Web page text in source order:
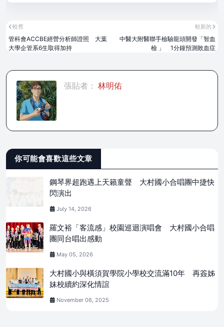
較新的
中醫大附醫聯手檢驗龍頭開發「智血
檢 」 1分鐘預測敗血症
較舊
管科會ACCBE經營分析師證照 大葉
大學企管系6生取得加持
張貼者： 林明佑
你可能會喜歡這些文章
鋼琴界超跑遇上天籟童聲 大村國小合唱團中捷快
閃演出
July 14, 2026
羅文裕「客流感」校園巡迴演唱會 大村國小合唱
團同台唱出感動
May 05, 2026
大村國小與橫須賀學院小學校交流滿10年 再簽姊
妹校續約深化情誼
November 06, 2025